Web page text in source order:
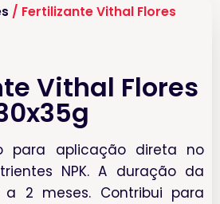
/ Fertilizante Vithal Flores
Vithal Flores
para aplicação direta no
NPK. A duração da
2 meses. Contribui para